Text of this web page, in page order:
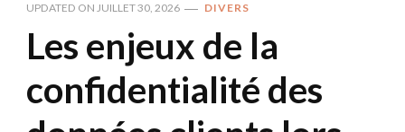
UPDATED ON JUILLET 30, 2026 DIVERS
Les enjeux de la
confidentialité des